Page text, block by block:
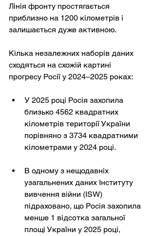
Лінія фронту простягається
приблизно на 1200 кілометрів і
залишається дуже активною.
Кілька незалежних наборів даних
сходяться на схожій картині
прогресу Росії у 2024–2025 роках:
У 2025 році Росія захопила
близько 4562 квадратних
кілометрів території України
порівняно з 3734 квадратними
кілометрами у 2024 році.
В одному з нещодавніх
узагальнених даних Інституту
вивчення війни (ISW)
підраховано, що Росія захопила
менше 1 відсотка загальної
площі України у 2025 році,